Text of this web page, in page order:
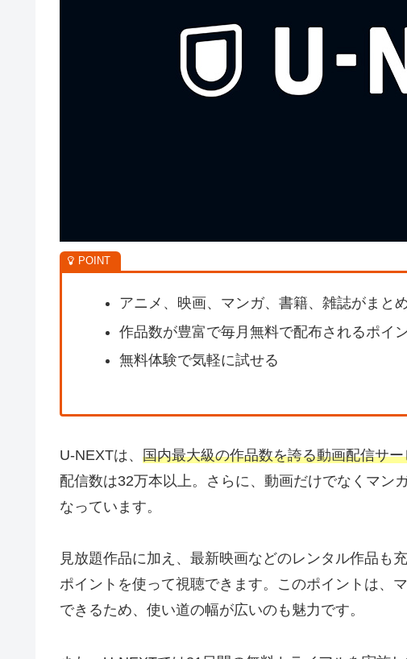
アニメ、映画、マンガ、書籍、雑誌がまと
作品数が豊富で毎月無料で配布されるポイ
無料体験で気軽に試せる
U-NEXTは、 国内最大級の作品数を誇る動画配信サー
配信数は32万本以上。さらに、動画だけでなくマン
なっています。
見放題作品に加え、最新映画などのレンタル作品も
ポイントを使って視聴できます。このポイントは、
できるため、使い道の幅が広いのも魅力です。